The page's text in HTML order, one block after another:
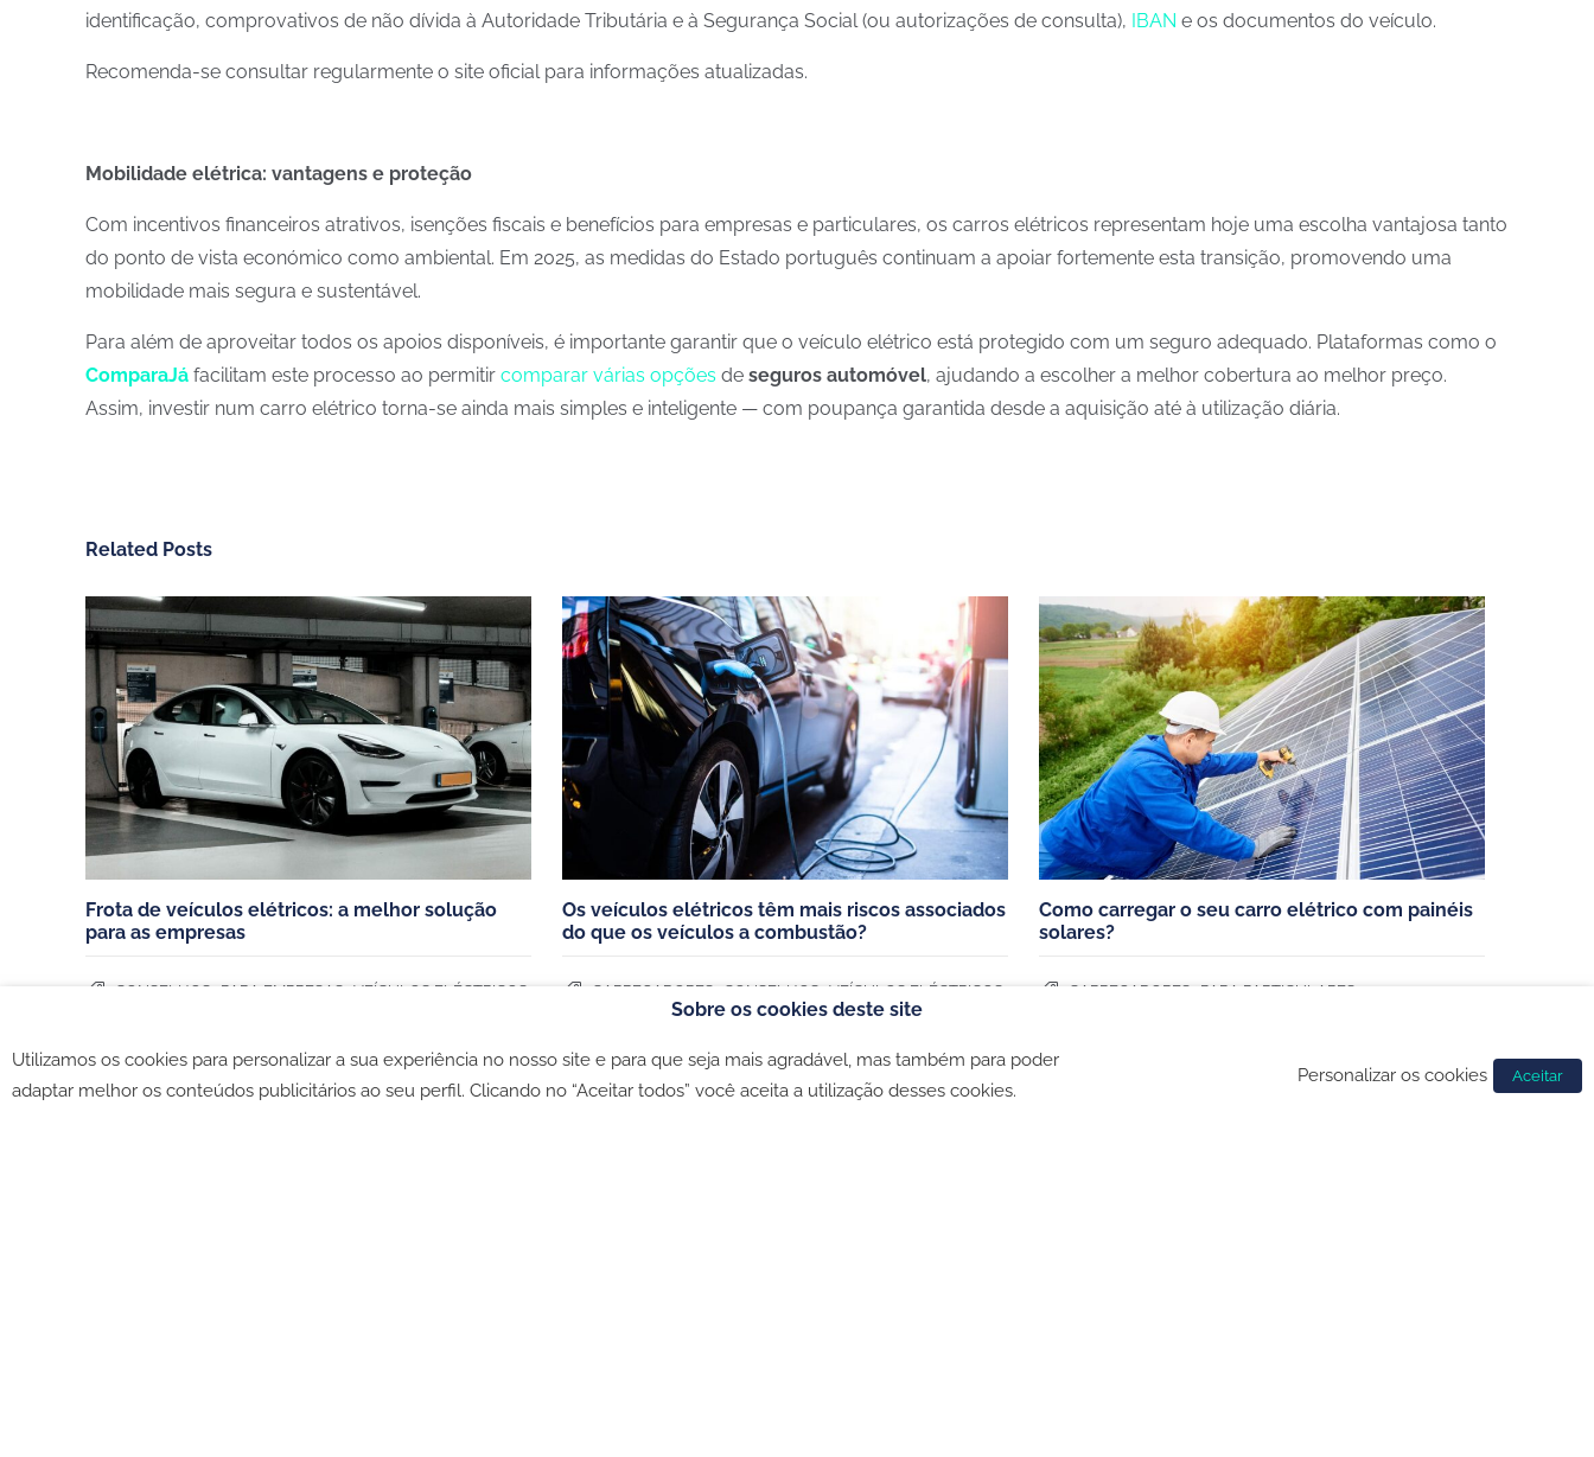
identificação, comprovativos de não dívida à Autoridade Tributária e à Segurança Social (ou autorizações de consulta), IBAN e os documentos do veículo.
Recomenda-se consultar regularmente o site oficial para informações atualizadas.
Mobilidade elétrica: vantagens e proteção
Com incentivos financeiros atrativos, isenções fiscais e benefícios para empresas e particulares, os carros elétricos representam hoje uma escolha vantajosa tanto
do ponto de vista económico como ambiental. Em 2025, as medidas do Estado português continuam a apoiar fortemente esta transição, promovendo uma
mobilidade mais segura e sustentável.
Para além de aproveitar todos os apoios disponíveis, é importante garantir que o veículo elétrico está protegido com um seguro adequado. Plataformas como o
ComparaJá facilitam este processo ao permitir comparar várias opções de seguros automóvel, ajudando a escolher a melhor cobertura ao melhor preço.
Assim, investir num carro elétrico torna-se ainda mais simples e inteligente — com poupança garantida desde a aquisição até à utilização diária.
Related Posts
Frota de veículos elétricos: a melhor solução
para as empresas
CONSELHOS PARA EMPRESAS VEÍCULOS ELÉCTRICOS
Os veículos elétricos têm mais riscos associados
do que os veículos a combustão?
CARREGADORES CONSELHOS VEÍCULOS ELÉCTRICOS
Como carregar o seu carro elétrico com painéis
solares?
CARREGADORES PARA PARTICULARES
CHARGEGURU – PORTUGAL
Contate-nos
Sobre nós
Para se tornar parceiro
Trabalhe connosco
Português (Portugal)
SERVIÇOS
Condominios
Frotas e empresas
Hoteis, restaurantes e comercios
BLOG
Escolher o seu carregador
Estudos de caso
Poupanças carro elétrico
Todos os artigos
VEÍCULOS ELETRICOS
Carros elétricos
Carros híbrido plug-in
Veículos elétricos de mercadorias
Parceiros de:
- Política de privacidade Livro de Reclamações
Sobre os cookies deste site
Utilizamos os cookies para personalizar a sua experiência no nosso site e para que seja mais agradável, mas também para poder
adaptar melhor os conteúdos publicitários ao seu perfil. Clicando no “Aceitar todos” você aceita a utilização desses cookies.
Personalizar os cookies Aceitar